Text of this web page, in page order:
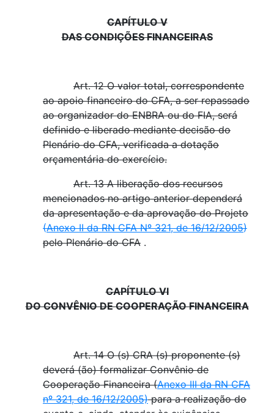
CAPÍTULO V
DAS CONDIÇÕES FINANCEIRAS
Art. 12 O valor total, correspondente
ao apoio financeiro do CFA, a ser repassado
ao organizador do ENBRA ou do FIA, será
definido e liberado mediante decisão do
Plenário do CFA, verificada a dotação
orçamentária do exercício.
Art. 13 A liberação dos recursos
mencionados no artigo anterior dependerá
da apresentação e da aprovação do Projeto
(Anexo II da RN CFA Nº 321, de 16/12/2005)
pelo Plenário do CFA .
CAPÍTULO VI
DO CONVÊNIO DE COOPERAÇÃO FINANCEIRA
Art. 14 O (s) CRA (s) proponente (s)
deverá (ão) formalizar Convênio de
Cooperação Financeira (Anexo III da RN CFA
nº 321, de 16/12/2005)para a realização do